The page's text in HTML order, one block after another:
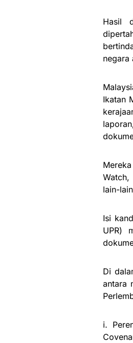
Hasil
negara
Ikatan
lain-
Isi
UPR)
Di
antara
i.